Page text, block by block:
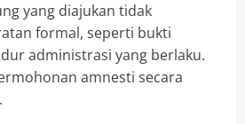
yang diajukan tidak
formal, seperti bukti
administrasi yang berlaku.
amnesti secara